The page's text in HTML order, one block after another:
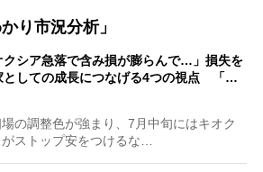
り市況分析」
クシア急落で含み損が膨らんで…」損失を
としての成長につなげる4つの視点 「…
の調整色が強まり、7月中旬にはキオク
ストップ安をつけるな…